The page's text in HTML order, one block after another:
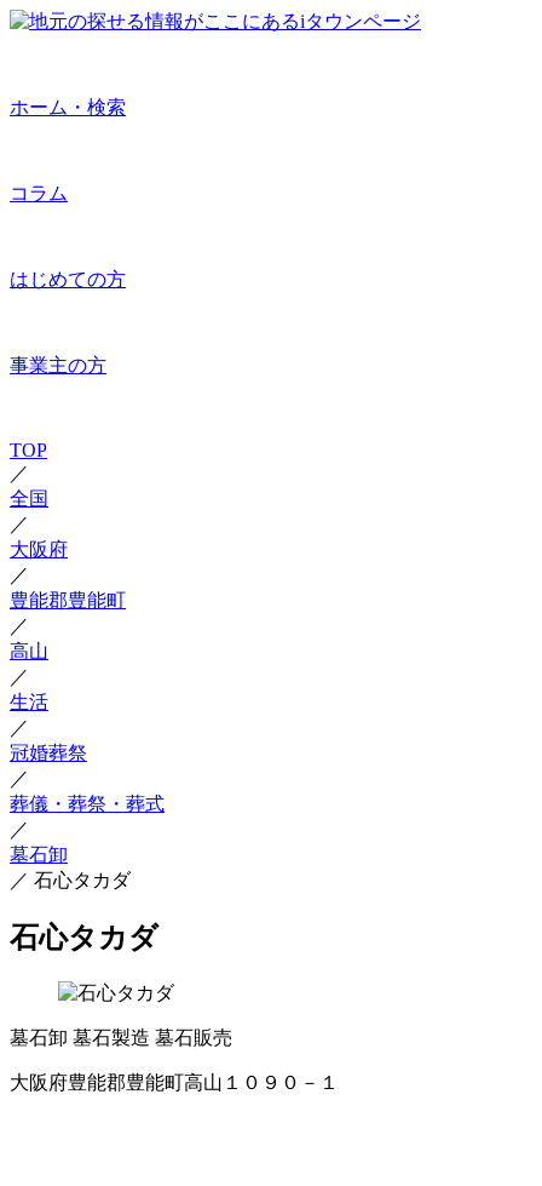
ホーム・検索
コラム
はじめての方
事業主の方
TOP
／
全国
／
大阪府
／
豊能郡豊能町
／
高山
／
生活
／
冠婚葬祭
／
葬儀・葬祭・葬式
／
墓石卸
／ 石心タカダ
石心タカダ
墓石卸 墓石製造 墓石販売
大阪府豊能郡豊能町高山１０９０－１